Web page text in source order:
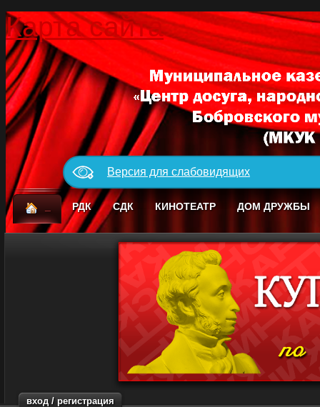
Карта сайта
Версия для слабовидящих
РДК СДК КИНОТЕАТР ДОМ ДРУЖБЫ
вход / регистрация